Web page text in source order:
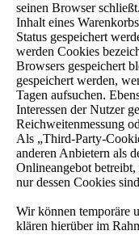
seinen Browser
Inhalt eines
Status gespeichert
werden Cookies
Browsers gespeichert
gespeichert werden,
Tagen aufsuchen.
Interessen der Nutzer
Reichweitenmessung
Als „Third-Party-
anderen Anbietern als
Onlineangebot
nur dessen Cookies
Wir können temporäre
klären hierüber im